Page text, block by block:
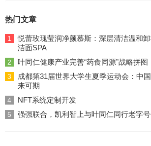
热门文章
1
悦蕾玫瑰莹润净颜慕斯：深层清洁温和
洁面SPA
2 叶同仁健康产业完善“药食同源”战略拼
3
成都第31届世界大学生夏季运动会：中
来可期
4 NFT系统定制开发
5 强强联合，凯利智上与叶同仁同行老字